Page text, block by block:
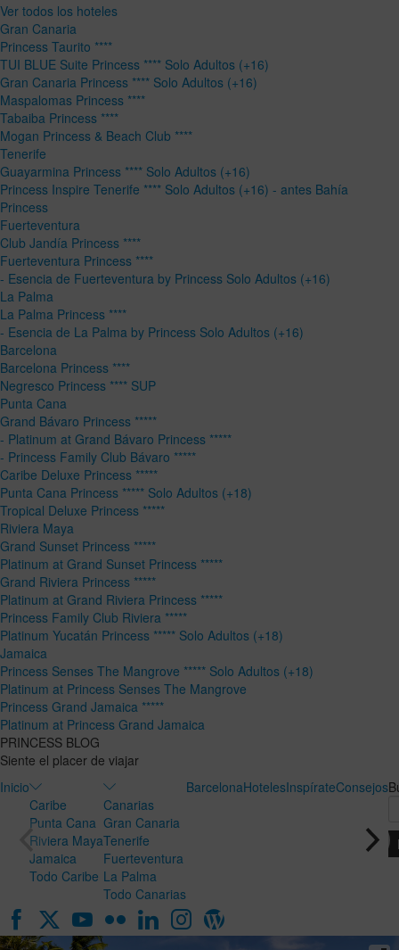
Ver todos los hoteles
Gran Canaria
Princess Taurito ****
TUI BLUE Suite Princess **** Solo Adultos (+16)
Gran Canaria Princess **** Solo Adultos (+16)
Maspalomas Princess ****
Tabaiba Princess ****
Mogan Princess & Beach Club ****
Tenerife
Guayarmina Princess **** Solo Adultos (+16)
Princess Inspire Tenerife **** Solo Adultos (+16) - antes Bahía
Princess
Fuerteventura
Club Jandía Princess ****
Fuerteventura Princess ****
- Esencia de Fuerteventura by Princess Solo Adultos (+16)
La Palma
La Palma Princess ****
- Esencia de La Palma by Princess Solo Adultos (+16)
Barcelona
Barcelona Princess ****
Negresco Princess **** SUP
Punta Cana
Grand Bávaro Princess *****
- Platinum at Grand Bávaro Princess *****
- Princess Family Club Bávaro *****
Caribe Deluxe Princess *****
Punta Cana Princess ***** Solo Adultos (+18)
Tropical Deluxe Princess *****
Riviera Maya
Grand Sunset Princess *****
Platinum at Grand Sunset Princess *****
Grand Riviera Princess *****
Platinum at Grand Riviera Princess *****
Princess Family Club Riviera *****
Platinum Yucatán Princess ***** Solo Adultos (+18)
Jamaica
Princess Senses The Mangrove ***** Solo Adultos (+18)
Platinum at Princess Senses The Mangrove
Princess Grand Jamaica *****
Platinum at Princess Grand Jamaica
PRINCESS BLOG
Siente el placer de viajar
Inicio
Caribe
Punta Cana
Riviera Maya
Jamaica
Todo Caribe
Canarias
Gran Canaria
Tenerife
Fuerteventura
La Palma
Todo Canarias
BarcelonaHotelesInspírateConsejos